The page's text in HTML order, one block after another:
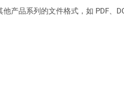
品系列的文件格式，如 PDF、